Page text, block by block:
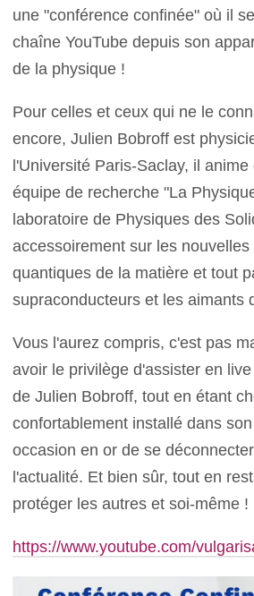
une "conférence confinée" où il
chaîne YouTube depuis son
de la physique !
Pour celles et ceux qui ne le
encore, Julien Bobroff est
l'Université Paris-Saclay, il
équipe de recherche "La
laboratoire de Physiques des
accessoirement sur les
quantiques de la matière et tout
supraconducteurs et les aimants
Vous l'aurez compris, c'est pas
avoir le privilège d'assister en
de Julien Bobroff, tout en étant
confortablement installé dans
occasion en or de se
l'actualité. Et bien sûr, tout en
protéger les autres et soi-même !
https://www.youtube.com/